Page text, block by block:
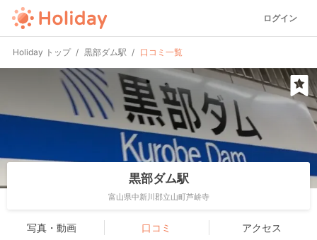
ログイン
Holiday トップ 黒部ダム駅 口コミ一覧
黒部ダム駅
富山県中新川郡立山町芦峅寺
写真・動画 口コミ アクセス